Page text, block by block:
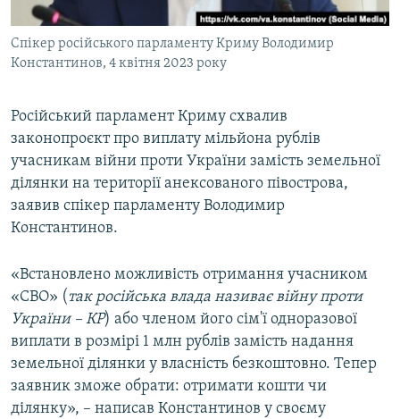
ІНФОГРАФІКА
ДОЛУЧАЙСЯ!
Спікер російського парламенту Криму Володимир
Константинов, 4 квітня 2023 року
Російський парламент Криму схвалив
законопроєкт про виплату мільйона рублів
учасникам війни проти України замість земельної
ділянки на території анексованого півострова,
заявив спікер парламенту Володимир
Константинов.
«Встановлено можливість отримання учасником
«СВО» ( так російська влада називає війну проти
України – КР) або членом його сім'ї одноразової
виплати в розмірі 1 млн рублів замість надання
земельної ділянки у власність безкоштовно. Тепер
заявник зможе обрати: отримати кошти чи
ділянку», – написав Константинов у своєму